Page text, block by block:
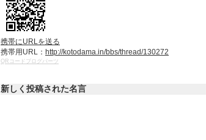
携帯にURLを送る
携帯用URL： http://kotodama.in/bbs/thread/130272
QRコードブログパーツ
新しく投稿された名言